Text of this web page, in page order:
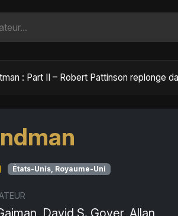
États-Unis, Royaume-Uni